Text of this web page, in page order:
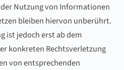
Nutzung von Informationen
bleiben hiervon unberührt.
ist jedoch erst ab dem
konkreten Rechtsverletzung
von entsprechenden